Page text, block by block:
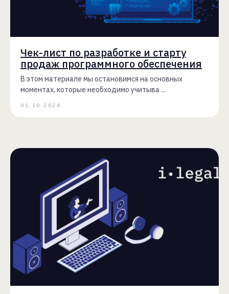
Чек-лист по разработке и старту
продаж программного обеспечения
В этом материале мы остановимся на основных
моментах, которые необходимо учитыва ...
01.10.2024